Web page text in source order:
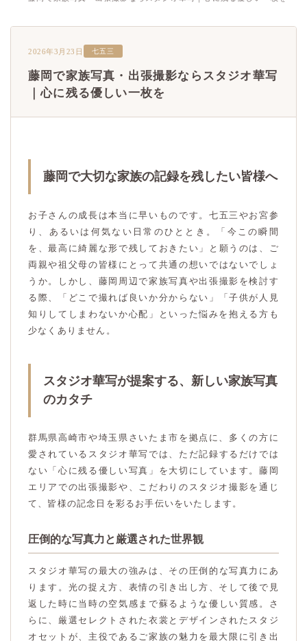
2026年3月23日 七五三
藤岡で家族写真・出張撮影ならスタジオ華写
｜心に残る優しい一枚を
藤岡で大切な家族の記録を残したい皆様へ
お子さんの成長は本当に早いものです。七五三やお宮参
り、あるいは何気ない日常のひととき。「今この瞬間
を、最高に綺麗な形で残しておきたい」と願うのは、ご
両親や祖父母の皆様にとって共通の想いではないでしょ
うか。しかし、藤岡周辺で家族写真や出張撮影を検討す
る際、「どこで撮れば良いか分からない」「子供が人見
知りしてしまわないか心配」といった悩みを抱える方も
少なくありません。
スタジオ華写が提案する、新しい家族写真
のカタチ
群馬県高崎市や埼玉県さいたま市を拠点に、多くの方に
愛されているスタジオ華写では、ただ記録するだけでは
ない「心に残る優しい写真」を大切にしています。藤岡
エリアでの出張撮影や、こだわりのスタジオ撮影を通じ
て、皆様の記念日を彩るお手伝いをいたします。
圧倒的な写真力と厳選された世界観
スタジオ華写の最大の強みは、その圧倒的な写真力にあ
ります。光の捉え方、表情の引き出し方、そして後で見
返した時に当時の空気感まで蘇るような優しい質感。さ
らに、厳選セレクトされた衣裳とデザインされたスタジ
オセットが、主役であるご家族の魅力を最大限に引き出